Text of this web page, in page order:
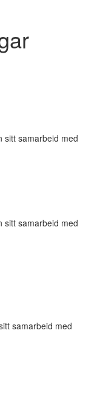
sitt samarbeid med
sitt samarbeid med
samarbeid med